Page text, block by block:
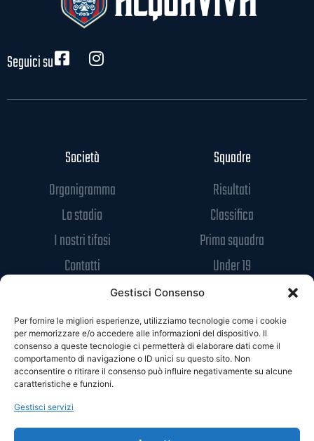
Gestisci Consenso
Per fornire le migliori esperienze, utilizziamo tecnologie come i cookie
per memorizzare e/o accedere alle informazioni del dispositivo. Il
consenso a queste tecnologie ci permetterà di elaborare dati come il
comportamento di navigazione o ID unici su questo sito. Non
acconsentire o ritirare il consenso può influire negativamente su alcune
caratteristiche e funzioni.
Gestisci servizi
Seguici su
Società
Organigramma
Lo stadio
I nostri tifosi
Contatti
Squadre
Risultati
Classifica
Prima squadra
Under 19
Media & Info
Media
News
Sponsor
Accrediti
Safeguarding
Codice di Condotta
Privacy Policy